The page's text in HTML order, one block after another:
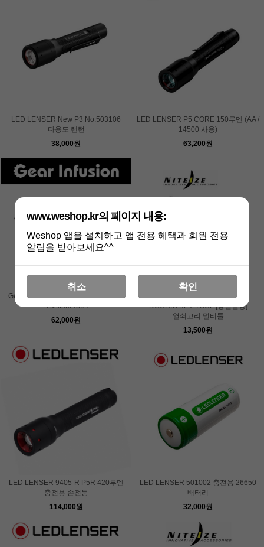
LED LENSER New P3 No.503106
다용도 랜턴
38,000원
LED LENSER P5 CORE 150루멘 (AA /
14500 사용)
63,200원
Gear Infusion EverRatchet Keychain
Multitool USA
62,000원
나잇아이즈 두히키 툴 NITE IZE
DOOHIC KEY TOOL [당일발송]
열쇠고리 멀티툴
13,500원
LED LENSER 9405-R P5R 420루멘
충전용 손전등
114,000원
LED LENSER 501002 충전용 26650
배터리
32,000원
www.weshop.kr의 페이지 내용:
Weshop 앱을 설치하고 앱 전용 혜택과 회원 전용
알림을 받아보세요^^
취소 확인